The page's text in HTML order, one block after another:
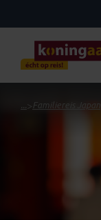
> Familiereis Japan